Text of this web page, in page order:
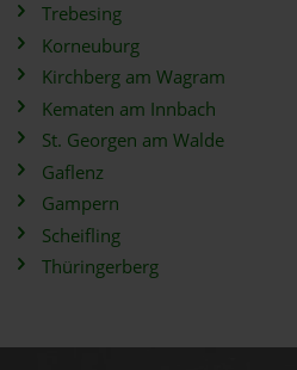
Trebesing
Korneuburg
Kirchberg am Wagram
Kematen am Innbach
St. Georgen am Walde
Gaflenz
Gampern
Scheifling
Thüringerberg